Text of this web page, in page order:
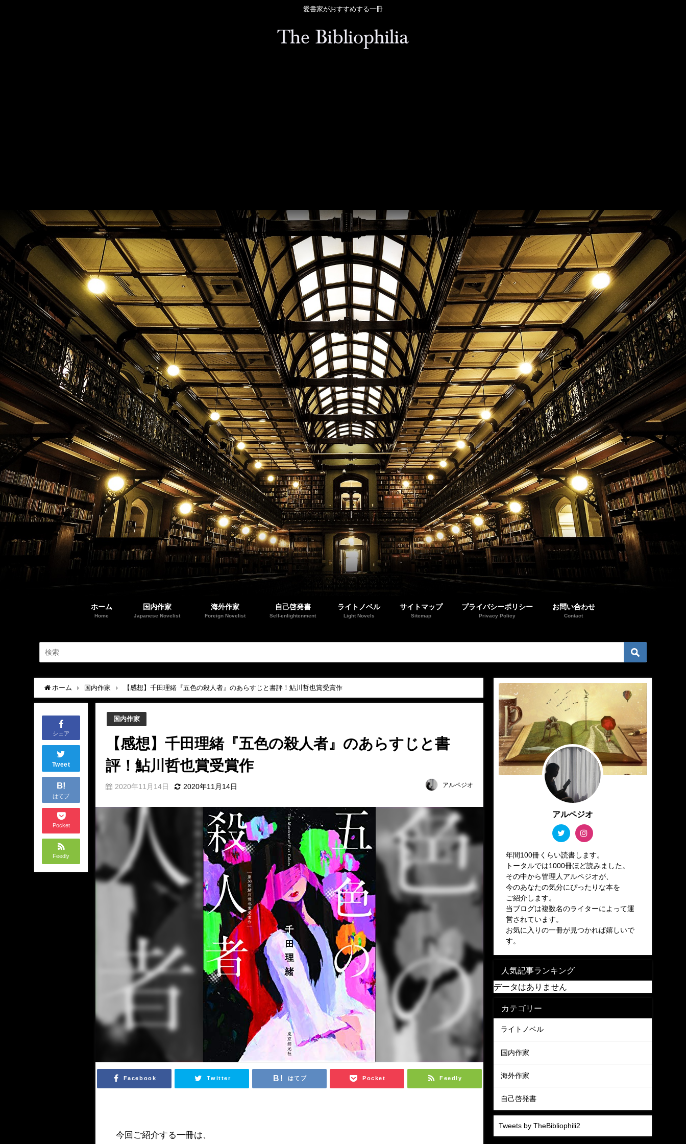
愛書家がおすすめする一冊
ホーム
Home
国内作家
Japanese Novelist
海外作家
Foreign Novelist
自己啓発書
Self-enlightenment
ライトノベル
Light Novels
サイトマップ
Sitemap
プライバシーポリシー
Privacy Policy
お問い合わせ
Contact
ホーム 国内作家 【感想】千田理緒『五色の殺人者』のあらすじと書評！鮎川哲也賞受賞作
シェア
Tweet
B!
はてブ
Pocket
Feedly
国内作家
【感想】千田理緒『五色の殺人者』のあらすじと書
評！鮎川哲也賞受賞作
2020年11月14日 2020年11月14日 アルペジオ
Facebook Twitter はてブ Pocket Feedly
今回ご紹介する一冊は、
アルペジオ
年間100冊くらい読書します。
トータルでは1000冊ほど読みました。
その中から管理人アルペジオが、
今のあなたの気分にぴったりな本を
ご紹介します。
当ブログは複数名のライターによって運
営されています。
お気に入りの一冊が見つかれば嬉しいで
す。
人気記事ランキング
データはありません
カテゴリー
ライトノベル
国内作家
海外作家
自己啓発書
Tweets by TheBibliophili2